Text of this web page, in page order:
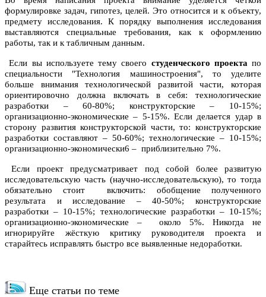
формулировке задач, гипотез, целей. Это относится и к объекту,
предмету исследования. К порядку выполнения исследования
выставляются специальные требования, как к оформлению
работы, так и к табличным данным.
Если вы используете тему своего студенческого проекта по
специальности "Технология машиностроения", то уделите
больше внимания технологической развитой части, которая
ориентировочно должна включать в себя: технологические
разработки – 60-80%; конструкторские – 10-15%;
организационно-экономические – 5-15%. Если делается удар в
сторону развития конструкторской части, то: конструкторские
разработки составляют – 50-60%; технологические – 10-15%;
организационно-экономически6 – приблизительно 7%.
Если проект предусматривает под собой более развитую
исследовательскую часть (научно-исследовательскую), то тогда
обязательно стоит включить: обобщение полученного
результата и исследование – 40-50%; конструкторские
разработки – 10-15%; технологические разработки – 10-15%;
организационно-экономические – около 5%. Никогда не
игнорируйте жёсткую критику руководителя проекта и
старайтесь исправлять быстро все выявленные недоработки.
Еще статьи по теме